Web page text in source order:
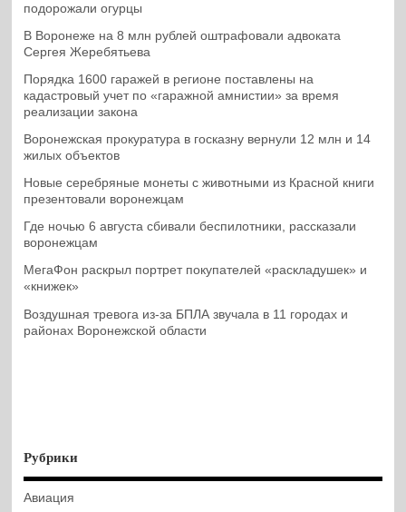
подорожали огурцы
В Воронеже на 8 млн рублей оштрафовали адвоката
Сергея Жеребятьева
Порядка 1600 гаражей в регионе поставлены на
кадастровый учет по «гаражной амнистии» за время
реализации закона
Воронежская прокуратура в госказну вернули 12 млн и 14
жилых объектов
Новые серебряные монеты с животными из Красной книги
презентовали воронежцам
Где ночью 6 августа сбивали беспилотники, рассказали
воронежцам
МегаФон раскрыл портрет покупателей «раскладушек» и
«книжек»
Воздушная тревога из-за БПЛА звучала в 11 городах и
районах Воронежской области
Рубрики
Авиация